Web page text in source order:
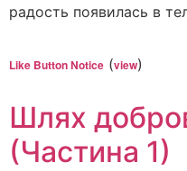
радость появилась в
Like Button Notice (view)
Шлях
(Частина 1)